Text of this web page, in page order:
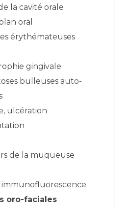
la cavité orale
oral
érythémateuses
gingivale
bulleuses auto-
ulcération
de la muqueuse
immunofluorescence
oro-faciales